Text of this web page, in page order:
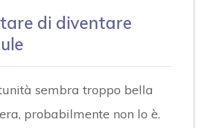
di diventare
sembra troppo bella
probabilmente non lo è.